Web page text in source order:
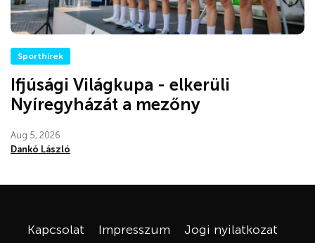
Sporthírek
Ifjúsági Világkupa - elkerüli
Nyíregyházát a mezőny
Aug 5, 2026
Dankó László
Kapcsolat Impresszum Jogi nyilatkozat